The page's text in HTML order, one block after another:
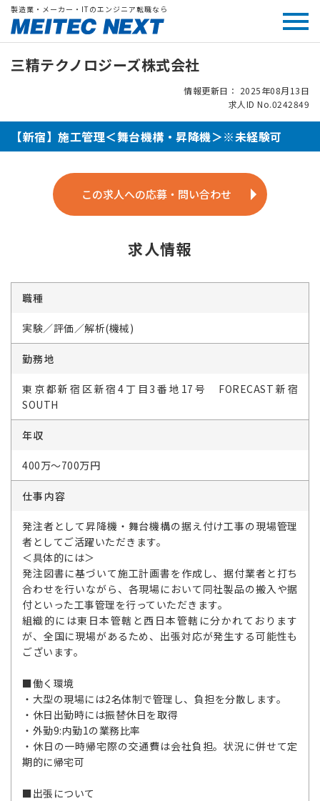
製造業・メーカー・ITのエンジニア転職なら
三精テクノロジーズ株式会社
情報更新日： 2025年08月13日
求人ID No.0242849
【新宿】施工管理＜舞台機構・昇降機＞※未経験可
この求人への応募・問い合わせ
求人情報
職種
実験／評価／解析(機械)
勤務地
東京都新宿区新宿4丁目3番地17号 FORECAST新宿
SOUTH
年収
400万～700万円
仕事内容
発注者として昇降機・舞台機構の据え付け工事の現場管理
者としてご活躍いただきます。
＜具体的には＞
発注図書に基づいて施工計画書を作成し、据付業者と打ち
合わせを行いながら、各現場において同社製品の搬入や据
付といった工事管理を行っていただきます。
組織的には東日本管轄と西日本管轄に分かれております
が、全国に現場があるため、出張対応が発生する可能性も
ございます。
■働く環境
・大型の現場には2名体制で管理し、負担を分散します。
・休日出勤時には振替休日を取得
・外勤9:内勤1の業務比率
・休日の一時帰宅際の交通費は会社負担。状況に併せて定
期的に帰宅可
■出張について